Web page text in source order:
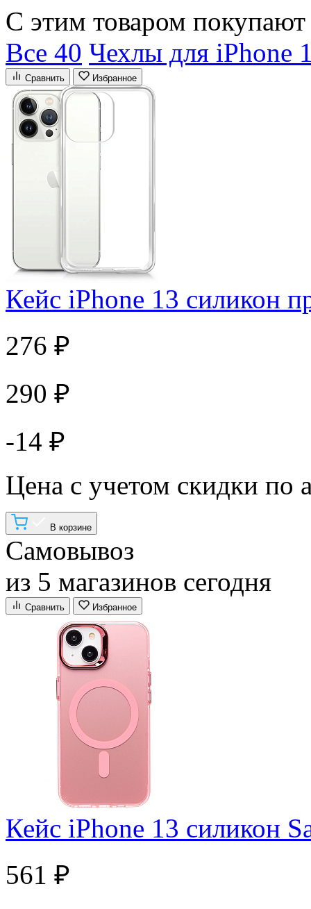
С этим товаром покупают
Все 40 Чехлы для iPhone
Сравнить Избранное
Кейс iPhone 13 силикон
276 ₽
290 ₽
-14 ₽
Цена с учетом скидки по
В корзине
Самовывоз
из 5 магазинов сегодня
Сравнить Избранное
Кейс iPhone 13 силикон
561 ₽